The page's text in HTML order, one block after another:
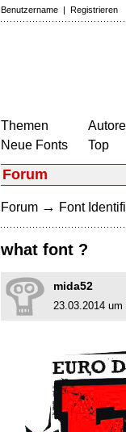
Benutzername | Registrieren
Themen
Neue Fonts
Top
Forum
Forum → Font
what font ?
mida52
23.03.2014 um